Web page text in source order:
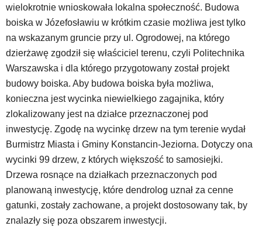
standardowy
sposób.
Na
mogą
się
znajdować
powszechnie
używane
elementy
wideo
portalu
YouTube
mapy
Google
Maps
wielokrotnie wnioskowała lokalna społeczność. Budowa
boiska w Józefosławiu w krótkim czasie możliwa jest tylko
na wskazanym gruncie przy ul. Ogrodowej, na którego
dzierżawę zgodził się właściciel terenu, czyli Politechnika
Warszawska i dla którego przygotowany został projekt
budowy boiska. Aby budowa boiska była możliwa,
konieczna jest wycinka niewielkiego zagajnika, który
zlokalizowany jest na działce przeznaczonej pod
inwestycję. Zgodę na wycinkę drzew na tym terenie wydał
Burmistrz Miasta i Gminy Konstancin-Jeziorna. Dotyczy ona
wycinki 99 drzew, z których większość to samosiejki.
Drzewa rosnące na działkach przeznaczonych pod
planowaną inwestycję, które dendrolog uznał za cenne
gatunki, zostały zachowane, a projekt dostosowany tak, by
znalazły się poza obszarem inwestycji.